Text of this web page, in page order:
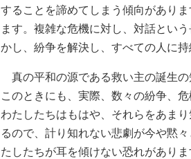
することを諦めてしまう傾向があり
ます。複雑な危機に対し、対話とい
かし、紛争を解決し、すべての人に
真の平和の源である救い主の誕生
このときにも、実際、数々の紛争、
わたしたちはもはや、それらをあま
るので、計り知れない悲劇が今や黙
たしたちが耳を傾けない恐れがありま